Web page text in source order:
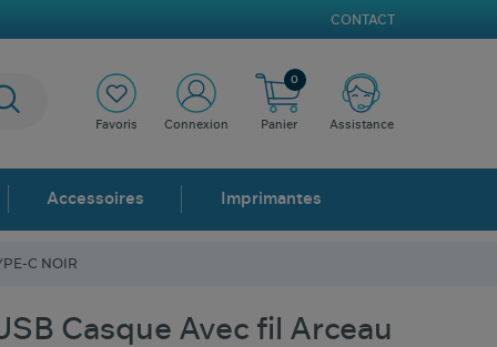
CONTACT
Favoris Connexion Panier
0
Assistance
Accessoires Imprimantes
C NOIR
Casque Avec fil Arceau